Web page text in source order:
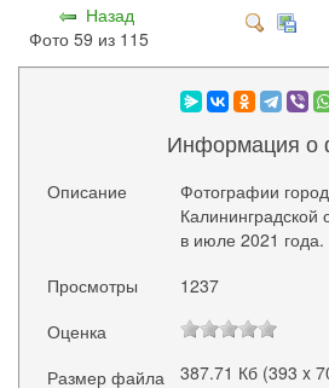
Назад
Фото 59 из 115
Информация о
Описание
Фотографии
Калининградской
в июле 2021 года.
Просмотры
1237
Оценка
Размер файла
387.71 Кб (393 x